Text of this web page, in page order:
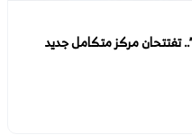
تفتتحان مركز متكامل جديد